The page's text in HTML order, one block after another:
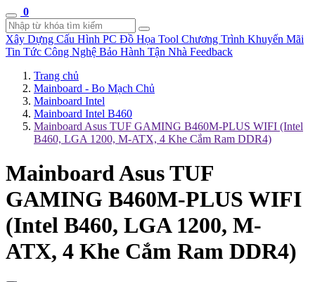
0
Xây Dựng Cấu Hình PC Đồ Họa Tool Chương Trình Khuyến Mãi
Tin Tức Công Nghệ Bảo Hành Tận Nhà Feedback
Trang chủ
Mainboard - Bo Mạch Chủ
Mainboard Intel
Mainboard Intel B460
Mainboard Asus TUF GAMING B460M-PLUS WIFI (Intel
B460, LGA 1200, M-ATX, 4 Khe Cắm Ram DDR4)
Mainboard Asus TUF
GAMING B460M-PLUS WIFI
(Intel B460, LGA 1200, M-
ATX, 4 Khe Cắm Ram DDR4)